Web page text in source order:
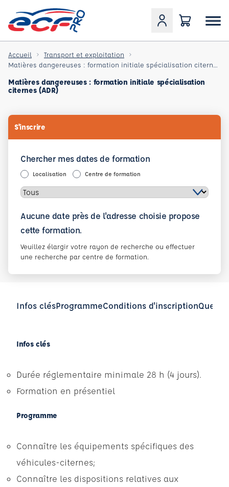
Accueil
Transport et exploitation
Matières dangereuses : formation initiale spécialisation
citernes (ADR)
S'inscrire
Chercher mes dates de formation
Localisation Centre de formation
Aucune date près de l'adresse choisie propose
cette formation.
Veuillez élargir votre rayon de recherche ou effectuer
une recherche par centre de formation.
Infos clésProgrammeConditions d'inscription
Infos clés
Durée réglementaire minimale 28 h (4 jours).
Formation en présentiel
Programme
Connaître les équipements spécifiques des
véhicules-citernes;
Connaître les dispositions relatives aux